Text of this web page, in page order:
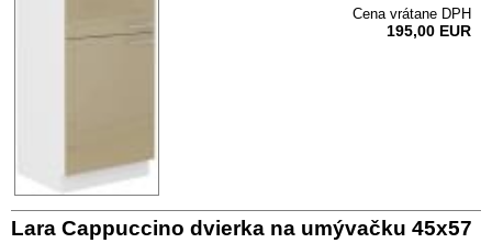
Cena vrátane DPH
195,00 EUR
Lara Cappuccino dvierka na umývačku 45x57